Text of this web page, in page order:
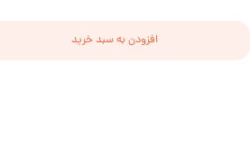
افزودن به سبد خرید